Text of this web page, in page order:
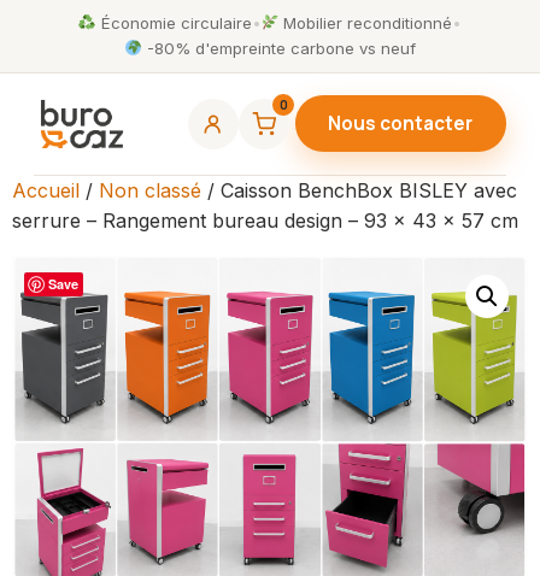
Économie circulaire• Mobilier reconditionné•
-80% d'empreinte carbone vs neuf
0
Nous contacter
Accueil / Non classé / Caisson BenchBox BISLEY avec
serrure – Rangement bureau design – 93 x 43 x 57 cm
Save